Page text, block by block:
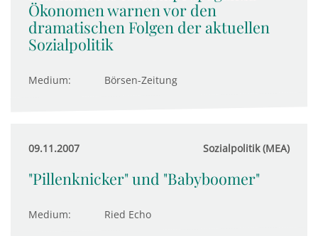
Ökonomen warnen vor den
dramatischen Folgen der aktuellen
Sozialpolitik
Medium: Börsen-Zeitung
09.11.2007 Sozialpolitik (MEA)
"Pillenknicker" und "Babyboomer"
Medium: Ried Echo